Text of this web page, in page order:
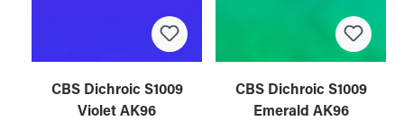
CBS Dichroic S1009
Violet AK96
CBS Dichroic S1009
Emerald AK96